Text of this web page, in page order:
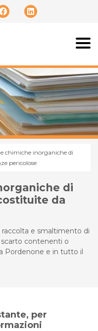
chimiche inorganiche di
pericolose
di
da
e smaltimento di
contenenti o
Pordenone e in tutto il
per